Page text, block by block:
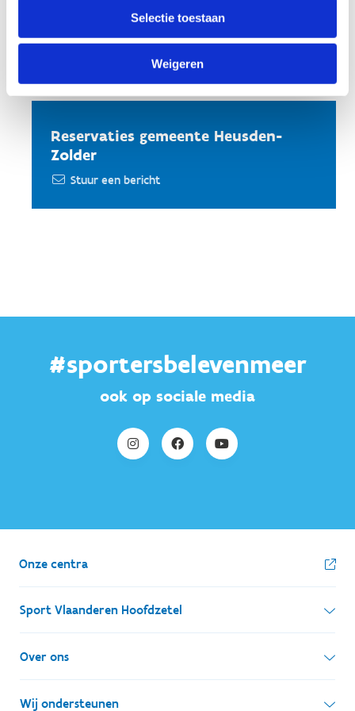
Selectie toestaan
Weigeren
Heusden-Zolder.
Reservaties gemeente Heusden-
Zolder
Stuur een bericht
#sportersbelevenmeer
ook op sociale media
Onze centra
Sport Vlaanderen Hoofdzetel
Simon Bolivarlaan 17
1000 Brussel
Over ons
Wie zijn we, wat doen we
Wij ondersteunen